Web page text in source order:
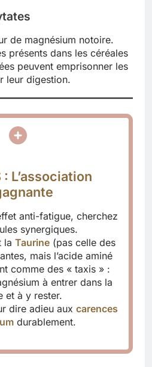
de magnésium notoire.
présents dans les céréales
peuvent emprisonner les
leur digestion.
: L’association
anti-fatigue, cherchez
synergiques.
la Taurine (pas celle des
mais l’acide aminé
comme des « taxis » :
à entrer dans la
et à y rester.
dire adieu aux carences
durablement.